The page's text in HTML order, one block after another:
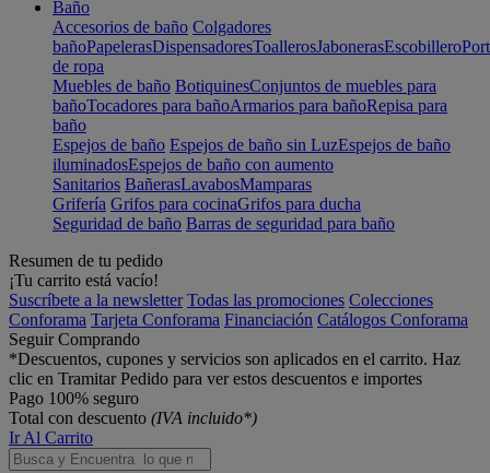
Baño
Accesorios de baño Colgadores
bañoPapelerasDispensadoresToallerosJabonerasEscobillero
de ropa
Muebles de baño BotiquinesConjuntos de muebles para
bañoTocadores para bañoArmarios para bañoRepisa para
baño
Espejos de baño Espejos de baño sin LuzEspejos de baño
iluminadosEspejos de baño con aumento
Sanitarios BañerasLavabosMamparas
Grifería Grifos para cocinaGrifos para ducha
Seguridad de baño Barras de seguridad para baño
Resumen de tu pedido
¡Tu carrito está vacío!
Suscríbete a la newsletter Todas las promociones Colecciones
Conforama Tarjeta Conforama Financiación Catálogos Conforama
Seguir Comprando
*Descuentos, cupones y servicios son aplicados en el carrito. Haz
clic en Tramitar Pedido para ver estos descuentos e importes
Pago 100% seguro
Total con descuento (IVA incluido*)
Ir Al Carrito